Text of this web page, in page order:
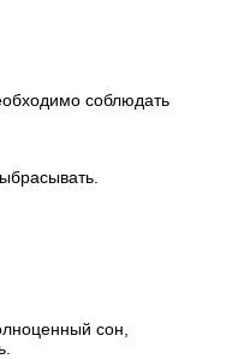
соблюдать
сон,